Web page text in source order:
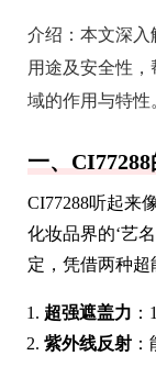
介绍： 本文深入
用途及安全性
域的作用与特性
一、
CI77288听起来
化妆品界的‘艺
定，凭借两种超
超强遮盖力
紫外线反射